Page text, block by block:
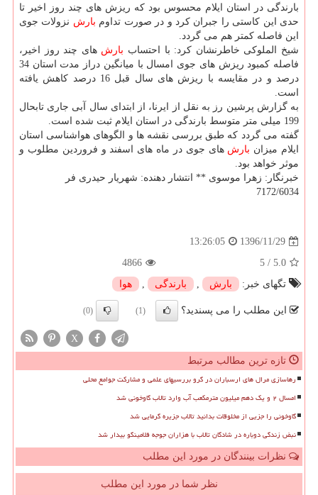
بارندگی در استان ایلام محسوس بود كه ریزش های چند روز اخیر تا
حدی این كاستی را جبران كرد و در صورت تداوم بارش نزولات جوی
این فاصله كمتر هم می گردد.
شیخ الملوكی خاطرنشان كرد: با احتساب بارش های چند روز اخیر،
فاصله كمبود ریزش های جوی امسال با میانگین دراز مدت استان 34
درصد و در مقایسه با ریزش های سال قبل 16 درصد كاهش یافته
است.
به گزارش پرشین رز به نقل از ایرنا، از ابتدای سال آبی جاری تابحال
199 میلی متر متوسط بارندگی در استان ایلام ثبت شده است.
گفته می گردد كه طبق بررسی نقشه ها و الگوهای هواشناسی استان
ایلام میزان بارش های جوی در ماه های اسفند و فروردین مطلوب و
موثر خواهد بود.
خبرنگار: زهرا موسوی ** انتشار دهنده: شهریار حیدری فر
7172/6034
1396/11/29
13:26:05
5.0
/
5
4866
تگهای خبر:
بارش , بارندگی , هوا
این مطلب را می پسندید؟ (1)
(0)
X
تازه ترین مطالب مرتبط
رهاسازی مرال های ارسباران در گرو بررسیهای علمی و مشارکت جوامع محلی
امسال ۲ و یک دهم میلیون مترمکعب آب وارد تالاب گاوخونی شد
گاوخونی را جزیی از مخلوقات بدانید تالاب جزیره گرمایی شد
نبض زندگی دوباره در شادگان تالاب با هزاران جوجه فلامینگو بیدار شد
نظرات بینندگان در مورد این مطلب
نظر شما در مورد این مطلب